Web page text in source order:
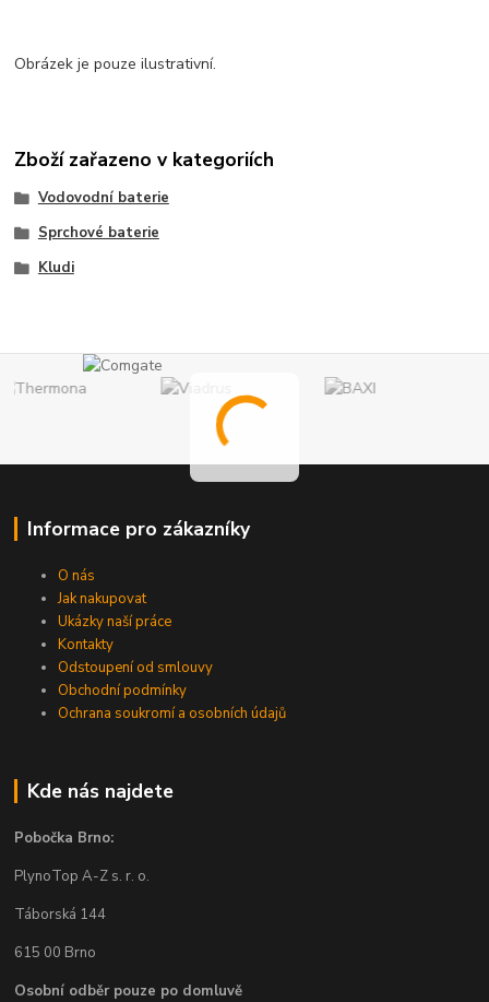
Obrázek je pouze ilustrativní.
Zboží zařazeno v kategoriích
Vodovodní baterie
Sprchové baterie
Kludi
Informace pro zákazníky
O nás
Jak nakupovat
Ukázky naší práce
Kontakty
Odstoupení od smlouvy
Obchodní podmínky
Ochrana soukromí a osobních údajů
Kde nás najdete
Pobočka Brno:
PlynoTop A-Z s. r. o.
Táborská 144
615 00 Brno
Osobní odběr pouze po domluvě